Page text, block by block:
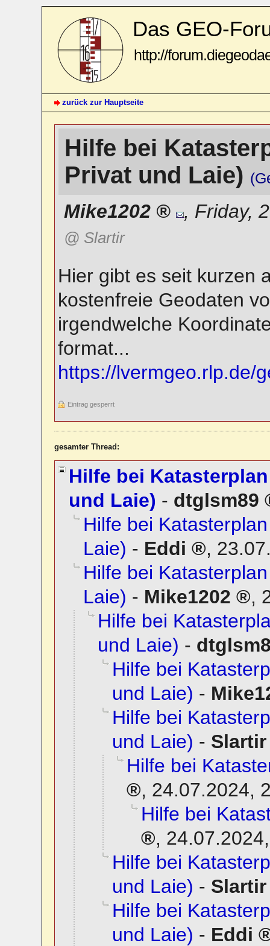
Das GEO-
http://
zurück zur Hauptseite
Hilfe bei
Privat und Laie)
Mike1202 , Friday,
@ Slartir
Hier gibt es seit kurzen
kostenfreie Geodaten
irgendwelche
format...
https://lvermgeo.rlp.de/
Eintrag gesperrt
gesamter Thread:
Hilfe bei
und Laie) - dtglsm89
Hilfe bei
Laie) - Eddi ,
Hilfe bei
Laie) - Mike1202 ,
Hilfe bei
und Laie) -
Hilfe bei
und Laie) -
Hilfe bei
und Laie) - Slartir
Hilfe bei
, 24.07.2024,
Hilfe bei
,
Hilfe bei
und Laie) - Slartir
Hilfe bei
und Laie) - Eddi